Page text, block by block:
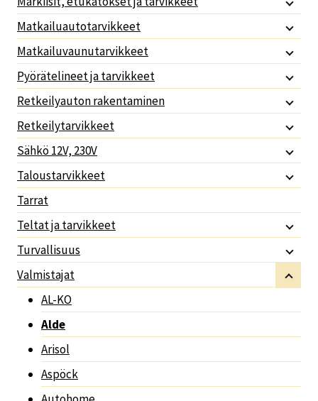
Matkailuautotarvikkeet
Matkailuvaunutarvikkeet
Pyörätelineet ja tarvikkeet
Retkeilyauton rakentaminen
Retkeilytarvikkeet
Sähkö 12V, 230V
Taloustarvikkeet
Tarrat
Teltat ja tarvikkeet
Turvallisuus
Valmistajat
AL-KO
Alde
Arisol
Aspöck